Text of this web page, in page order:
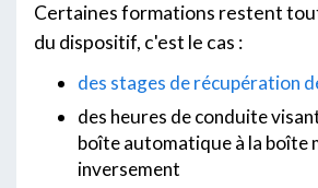
Certaines formations restent
du dispositif, c'est le cas :
des stages de récupération
des heures de conduite
boîte automatique à la boîte
inversement